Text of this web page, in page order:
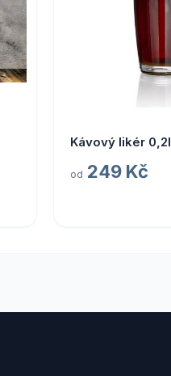
Kávový likér 0,2l
od 249 Kč